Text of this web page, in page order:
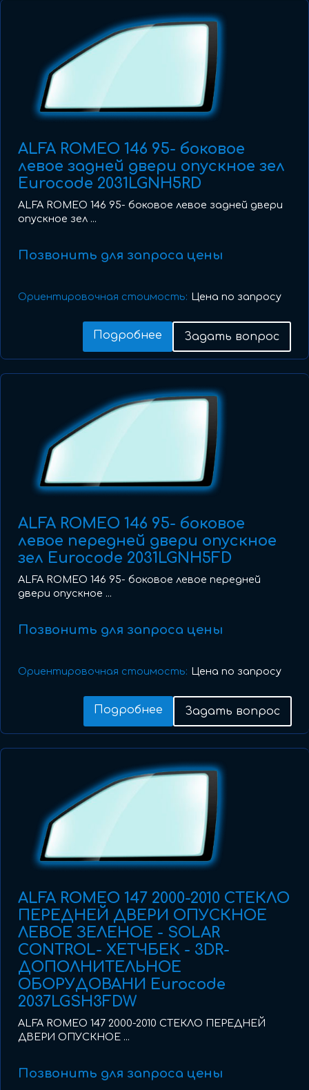
ALFA ROMEO 146 95- боковое
левое задней двери опускное зел
Eurocode 2031LGNH5RD
ALFA ROMEO 146 95- боковое левое задней двери
опускное зел ...
Позвонить для запроса цены
Ориентировочная стоимость: Цена по запросу
Подробнее Задать вопрос
ALFA ROMEO 146 95- боковое
левое передней двери опускное
зел Eurocode 2031LGNH5FD
ALFA ROMEO 146 95- боковое левое передней
двери опускное ...
Позвонить для запроса цены
Ориентировочная стоимость: Цена по запросу
Подробнее Задать вопрос
ALFA ROMEO 147 2000-2010 СТЕКЛО
ПЕРЕДНЕЙ ДВЕРИ ОПУСКНОЕ
ЛЕВОЕ ЗЕЛЕНОЕ - SOLAR
CONTROL- ХЕТЧБЕК - 3DR-
ДОПОЛНИТЕЛЬНОЕ
ОБОРУДОВАНИ Eurocode
2037LGSH3FDW
ALFA ROMEO 147 2000-2010 СТЕКЛО ПЕРЕДНЕЙ
ДВЕРИ ОПУСКНОЕ ...
Позвонить для запроса цены